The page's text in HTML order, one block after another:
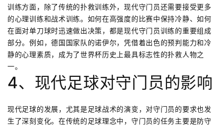
训练方面，除了传统的扑救训练外，现代守门员还需要接受更多
的心理训练和战术训练。如何在高强度的比赛中保持冷静、如何
在面对单刀球时迅速做出决策，都是现代守门员训练的重要组成
部分。例如，德国国家队的诺伊尔，凭借着出色的预判能力和冷
静的心理素质，成为了世界杯历史上最具标志性的扑救人物之
一。
4、现代足球对守门员的影响
现代足球的发展，尤其是足球战术的演变，对守门员的要求也发
生了深刻变化。在传统的足球理念中，守门员的任务主要是防守